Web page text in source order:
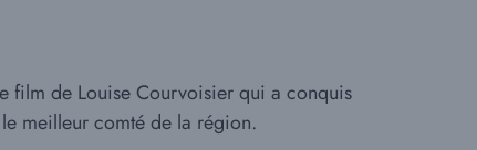
film de Louise Courvoisier qui a conquis
meilleur comté de la région.